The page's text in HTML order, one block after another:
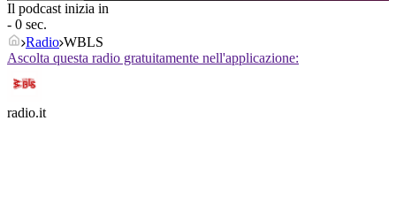
Il podcast inizia in
- 0 sec.
Radio WBLS
Ascolta questa radio gratuitamente nell'applicazione:
radio.it